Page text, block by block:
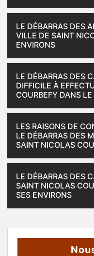
LE DÉBARRAS DES
VILLE DE SAINT
ENVIRONS
LE DÉBARRAS DES
DIFFICILE À
COURBEFY DANS
LES RAISONS DE
LE DÉBARRAS DES
SAINT NICOLAS
LE DÉBARRAS DES
SAINT NICOLAS
SES ENVIRONS